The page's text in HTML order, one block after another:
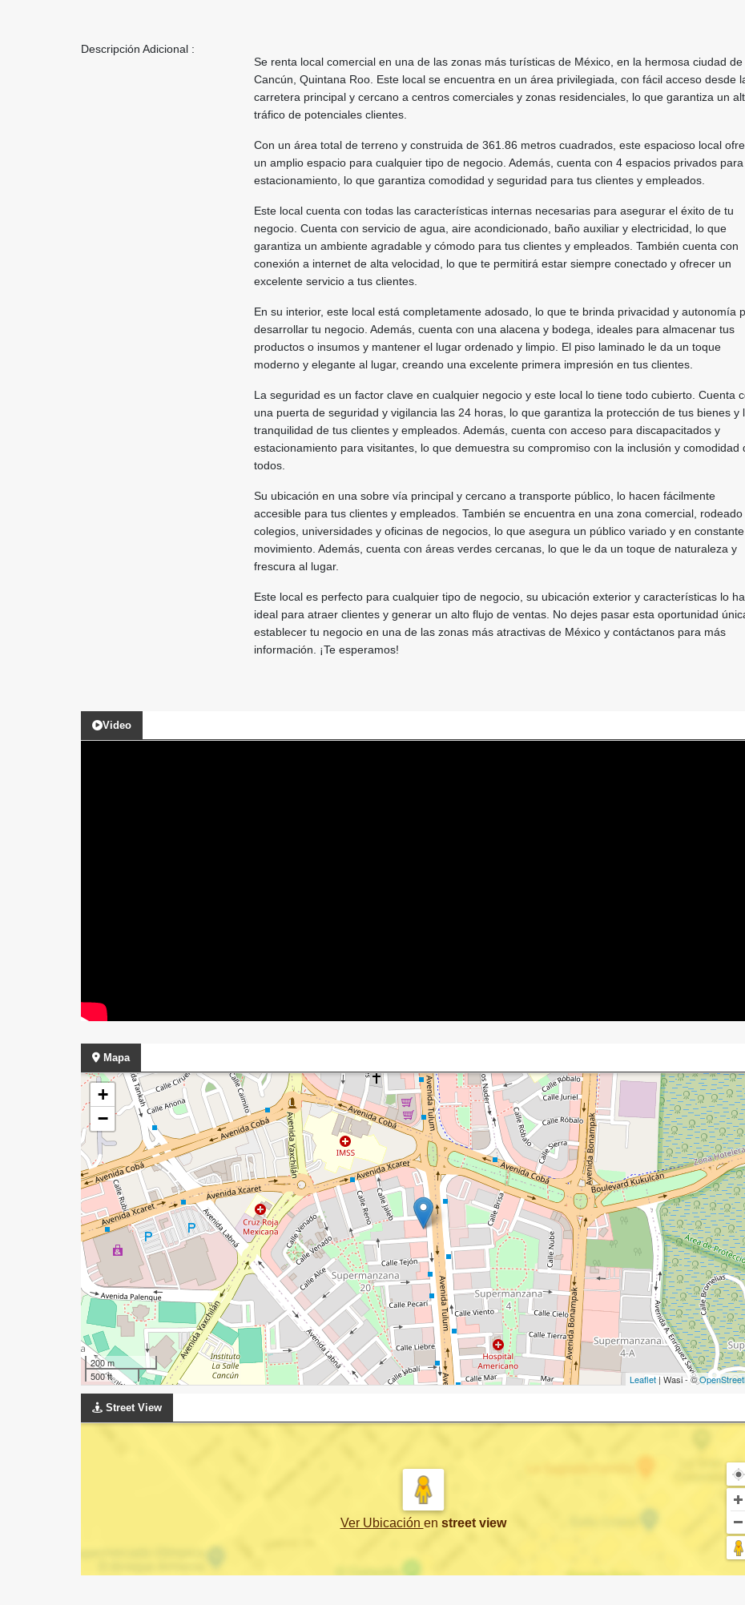
Descripción Adicional :
Se renta local comercial en una de las zonas más turísticas de México, en la hermosa ciudad de
Cancún, Quintana Roo. Este local se encuentra en un área privilegiada, con fácil acceso desde
carretera principal y cercano a centros comerciales y zonas residenciales, lo que garantiza un
tráfico de potenciales clientes.
Con un área total de terreno y construida de 361.86 metros cuadrados, este espacioso local
un amplio espacio para cualquier tipo de negocio. Además, cuenta con 4 espacios privados para
estacionamiento, lo que garantiza comodidad y seguridad para tus clientes y empleados.
Este local cuenta con todas las características internas necesarias para asegurar el éxito de tu
negocio. Cuenta con servicio de agua, aire acondicionado, baño auxiliar y electricidad, lo que
garantiza un ambiente agradable y cómodo para tus clientes y empleados. También cuenta con
conexión a internet de alta velocidad, lo que te permitirá estar siempre conectado y ofrecer un
excelente servicio a tus clientes.
En su interior, este local está completamente adosado, lo que te brinda privacidad y autonomía
desarrollar tu negocio. Además, cuenta con una alacena y bodega, ideales para almacenar tus
productos o insumos y mantener el lugar ordenado y limpio. El piso laminado le da un toque
moderno y elegante al lugar, creando una excelente primera impresión en tus clientes.
La seguridad es un factor clave en cualquier negocio y este local lo tiene todo cubierto. Cuenta
una puerta de seguridad y vigilancia las 24 horas, lo que garantiza la protección de tus bienes y
tranquilidad de tus clientes y empleados. Además, cuenta con acceso para discapacitados y
estacionamiento para visitantes, lo que demuestra su compromiso con la inclusión y comodidad
todos.
Su ubicación en una sobre vía principal y cercano a transporte público, lo hacen fácilmente
accesible para tus clientes y empleados. También se encuentra en una zona comercial, rodeado
colegios, universidades y oficinas de negocios, lo que asegura un público variado y en constante
movimiento. Además, cuenta con áreas verdes cercanas, lo que le da un toque de naturaleza y
frescura al lugar.
Este local es perfecto para cualquier tipo de negocio, su ubicación exterior y características lo
ideal para atraer clientes y generar un alto flujo de ventas. No dejes pasar esta oportunidad
establecer tu negocio en una de las zonas más atractivas de México y contáctanos para más
información. ¡Te esperamos!
Video
Mapa
+
−
200 m
500 ft
Leaflet | Wasi - ©
Street View
Ver Ubicación en street view